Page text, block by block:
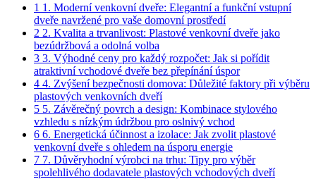
1 1. Moderní venkovní dveře: Elegantní a funkční vstupní
dveře navržené pro vaše domovní prostředí
2 2. Kvalita a trvanlivost: Plastové venkovní dveře jako
bezúdržbová a odolná volba
3 3. Výhodné ceny pro každý rozpočet: Jak si pořídit
atraktivní vchodové dveře bez přepínání úspor
4 4. Zvýšení bezpečnosti domova: Důležité faktory při výběru
plastových venkovních dveří
5 5. Závěrečný povrch a design: Kombinace stylového
vzhledu s nízkým údržbou pro oslnivý vchod
6 6. Energetická účinnost a izolace: Jak zvolit plastové
venkovní dveře s ohledem na úsporu energie
7 7. Důvěryhodní výrobci na trhu: Tipy pro výběr
spolehlivého dodavatele plastových vchodových dveří